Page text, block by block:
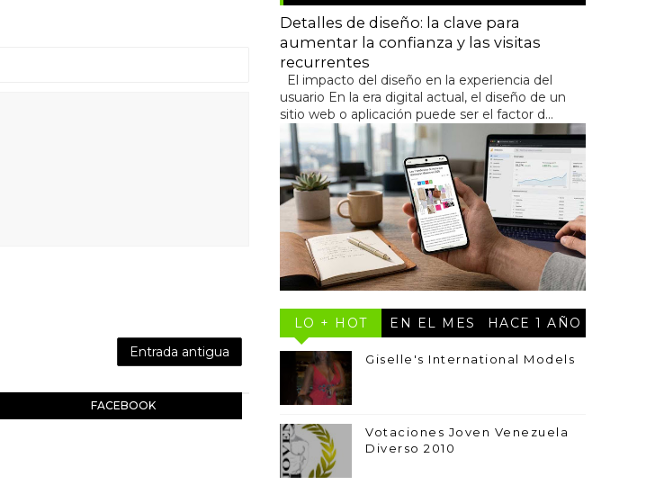
Entrada antigua
FACEBOOK
Detalles de diseño: la clave para
aumentar la confianza y las visitas
recurrentes
El impacto del diseño en la experiencia del
usuario En la era digital actual, el diseño de un
sitio web o aplicación puede ser el factor d...
LO + HOT EN EL MES HACE 1 AÑO
Giselle's International Models
Votaciones Joven Venezuela
Diverso 2010